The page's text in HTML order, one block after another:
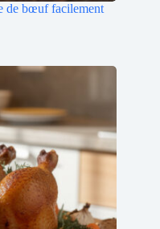
de bœuf facilement